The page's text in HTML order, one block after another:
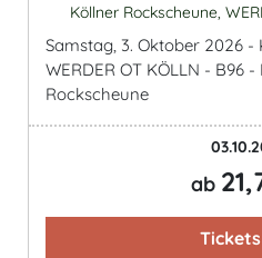
Köllner Rockscheune,
Samstag, 3. Oktober 2026 -
WERDER OT KÖLLN - B96
Rockscheune
ab